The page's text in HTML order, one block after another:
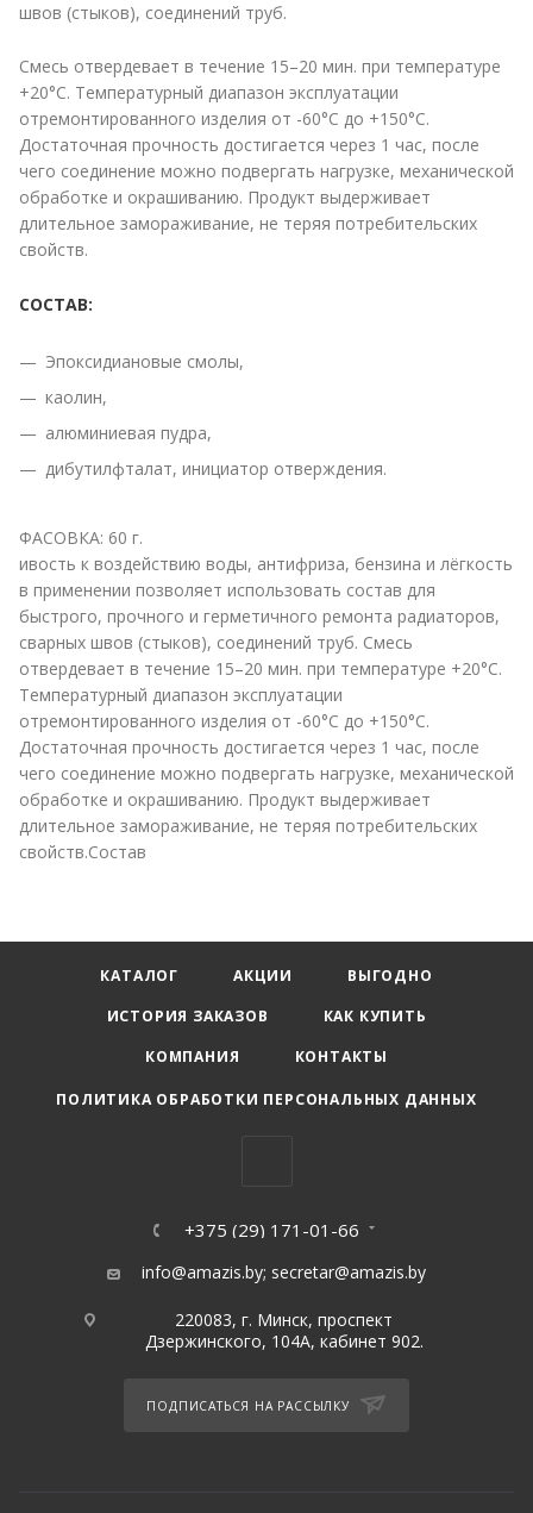
швов (стыков), соединений труб.
Смесь отвердевает в течение 15–20 мин. при температуре
+20°С. Температурный диапазон эксплуатации
отремонтированного изделия от -60°С до +150°С.
Достаточная прочность достигается через 1 час, после
чего соединение можно подвергать нагрузке, механической
обработке и окрашиванию. Продукт выдерживает
длительное замораживание, не теряя потребительских
свойств.
СОСТАВ:
Эпоксидиановые смолы,
каолин,
алюминиевая пудра,
дибутилфталат, инициатор отверждения.
ФАСОВКА: 60 г.
ивость к воздействию воды, антифриза, бензина и лёгкость
в применении позволяет использовать состав для
быстрого, прочного и герметичного ремонта радиаторов,
сварных швов (стыков), соединений труб. Смесь
отвердевает в течение 15–20 мин. при температуре +20°С.
Температурный диапазон эксплуатации
отремонтированного изделия от -60°С до +150°С.
Достаточная прочность достигается через 1 час, после
чего соединение можно подвергать нагрузке, механической
обработке и окрашиванию. Продукт выдерживает
длительное замораживание, не теряя потребительских
свойств.Состав
КАТАЛОГ АКЦИИ
ВЫГОДНО
ИСТОРИЯ ЗАКАЗОВ
КАК КУПИТЬ
КОМПАНИЯ
КОНТАКТЫ
ПОЛИТИКА ОБРАБОТКИ ПЕРСОНАЛЬНЫХ ДАННЫХ
+375 (29) 171-01-66
info@amazis.by; secretar@amazis.by
220083, г. Минск, проспект
Дзержинского, 104А, кабинет 902.
ПОДПИСАТЬСЯ НА РАССЫЛКУ